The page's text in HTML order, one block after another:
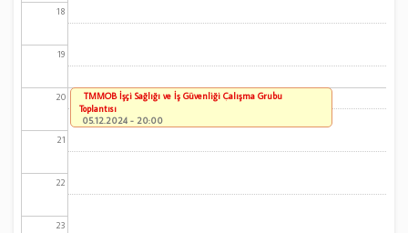
18
19
20
21
22
23
TMMOB İşçi Sağlığı ve İş Güvenliği Çalışma Grubu
Toplantısı
05.12.2024 - 20:00